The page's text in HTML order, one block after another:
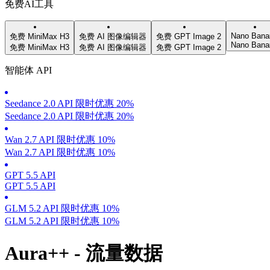
免费AI工具
免费 MiniMax H3
免费 MiniMax H3
免费 AI 图像编辑器
免费 AI 图像编辑器
免费 GPT Image 2
免费 GPT Image 2
Nano
Nano
智能体 API
Seedance 2.0 API 限时优惠 20%
Seedance 2.0 API 限时优惠 20%
Wan 2.7 API 限时优惠 10%
Wan 2.7 API 限时优惠 10%
GPT 5.5 API
GPT 5.5 API
GLM 5.2 API 限时优惠 10%
GLM 5.2 API 限时优惠 10%
Aura++ - 流量数据